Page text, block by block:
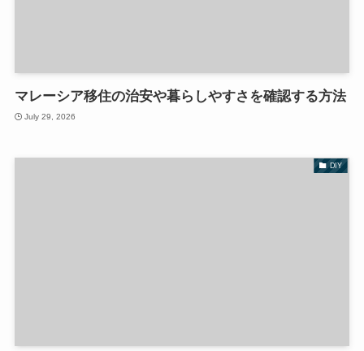
マレーシア移住の治安や暮らしやすさを確認する方法
July 29, 2026
DIY